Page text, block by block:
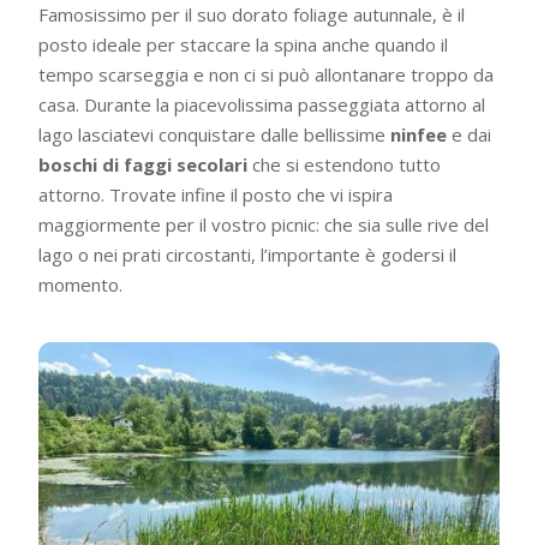
Famosissimo per il suo dorato foliage autunnale, è il
posto ideale per staccare la spina anche quando il
tempo scarseggia e non ci si può allontanare troppo da
casa. Durante la piacevolissima passeggiata attorno al
lago lasciatevi conquistare dalle bellissime ninfee e dai
boschi di faggi secolari che si estendono tutto
attorno. Trovate infine il posto che vi ispira
maggiormente per il vostro picnic: che sia sulle rive del
lago o nei prati circostanti, l’importante è godersi il
momento.